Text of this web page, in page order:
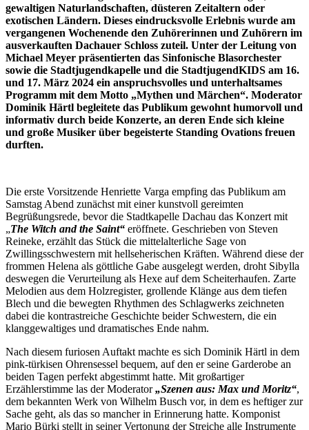
gewaltigen Naturlandschaften, düsteren Zeitaltern oder
exotischen Ländern. Dieses eindrucksvolle Erlebnis wurde am
vergangenen Wochenende den Zuhörerinnen und Zuhörern im
ausverkauften Dachauer Schloss zuteil. Unter der Leitung von
Michael Meyer präsentierten das Sinfonische Blasorchester
sowie die Stadtjugendkapelle und die StadtjugendKIDS am 16.
und 17. März 2024 ein anspruchsvolles und unterhaltsames
Programm mit dem Motto „Mythen und Märchen“. Moderator
Dominik Härtl begleitete das Publikum gewohnt humorvoll und
informativ durch beide Konzerte, an deren Ende sich kleine
und große Musiker über begeisterte Standing Ovations freuen
durften.
Die erste Vorsitzende Henriette Varga empfing das Publikum am
Samstag Abend zunächst mit einer kunstvoll gereimten
Begrüßungsrede, bevor die Stadtkapelle Dachau das Konzert mit
„The Witch and the Saint“ eröffnete. Geschrieben von Steven
Reineke, erzählt das Stück die mittelalterliche Sage von
Zwillingsschwestern mit hellseherischen Kräften. Während diese der
frommen Helena als göttliche Gabe ausgelegt werden, droht Sibylla
deswegen die Verurteilung als Hexe auf dem Scheiterhaufen. Zarte
Melodien aus dem Holzregister, grollende Klänge aus dem tiefen
Blech und die bewegten Rhythmen des Schlagwerks zeichneten
dabei die kontrastreiche Geschichte beider Schwestern, die ein
klanggewaltiges und dramatisches Ende nahm.
Nach diesem furiosen Auftakt machte es sich Dominik Härtl in dem
pink-türkisen Ohrensessel bequem, auf den er seine Garderobe an
beiden Tagen perfekt abgestimmt hatte. Mit großartiger
Erzählerstimme las der Moderator„Szenen aus: Max und Moritz“,
dem bekannten Werk von Wilhelm Busch vor, in dem es heftiger zur
Sache geht, als das so mancher in Erinnerung hatte. Komponist
Mario Bürki stellt in seiner Vertonung der Streiche alle Instrumente